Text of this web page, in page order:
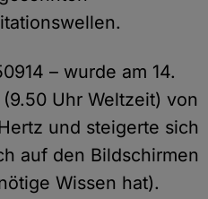
– wurde am 14.
Uhr Weltzeit) von
und steigerte sich
auf den Bildschirmen
Wissen hat).